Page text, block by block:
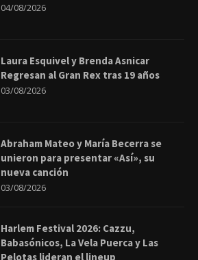
04/08/2026
Laura Esquivel y Brenda Asnicar
Regresan al Gran Rex tras 19 años
03/08/2026
Abraham Mateo y María Becerra se
unieron para presentar «Así», su
nueva canción
03/08/2026
Harlem Festival 2026: Cazzu,
Babasónicos, La Vela Puerca y Las
Pelotas lideran el lineup